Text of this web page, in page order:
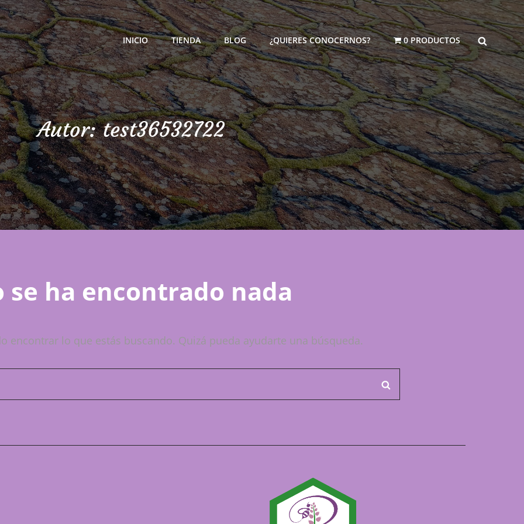
Calidad
INICIO TIENDA BLOG ¿QUIERES CONOCERNOS? 0 PRODUCTOS BUSCAR
Autor:test36532722
se ha encontrado nada
encontrar lo que estás buscando. Quizá pueda ayudarte una búsqueda.